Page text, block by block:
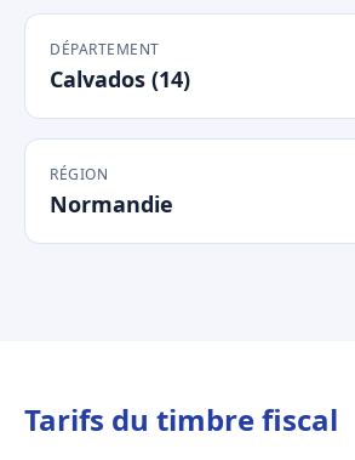
DÉPARTEMENT
Calvados (14)
RÉGION
Normandie
Tarifs du timbre fiscal